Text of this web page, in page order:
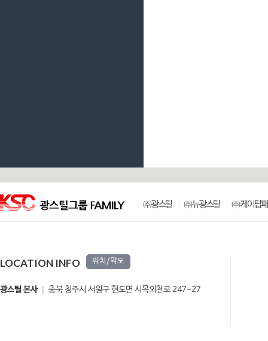
㈜광스틸 ㈜뉴광스틸 ㈜케이탑
LOCATION INFO 위치/약도
광스틸 본사 충북 청주시 서원구 현도면 시목외천로 247-27